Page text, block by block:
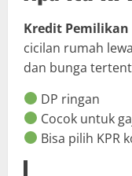
Kredit Pemilikan
cicilan rumah
dan bunga
DP ringan
Cocok untuk
Bisa pilih KPR